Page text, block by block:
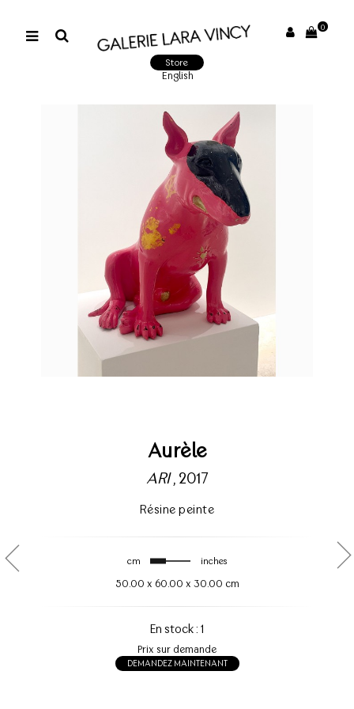
0
Store
English
Aurèle
ARI, 2017
Résine peinte
cm inches
50.00 x 60.00 x 30.00 cm
En stock : 1
Prix sur demande
DEMANDEZ MAINTENANT